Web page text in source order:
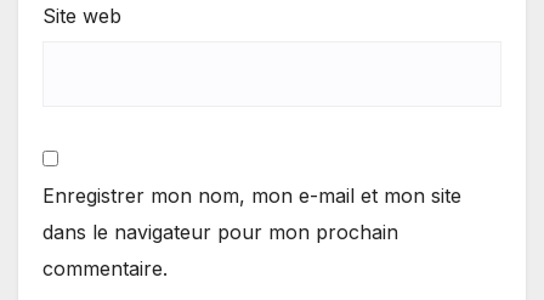
Site web
Enregistrer mon nom, mon e-mail et mon site
dans le navigateur pour mon prochain
commentaire.